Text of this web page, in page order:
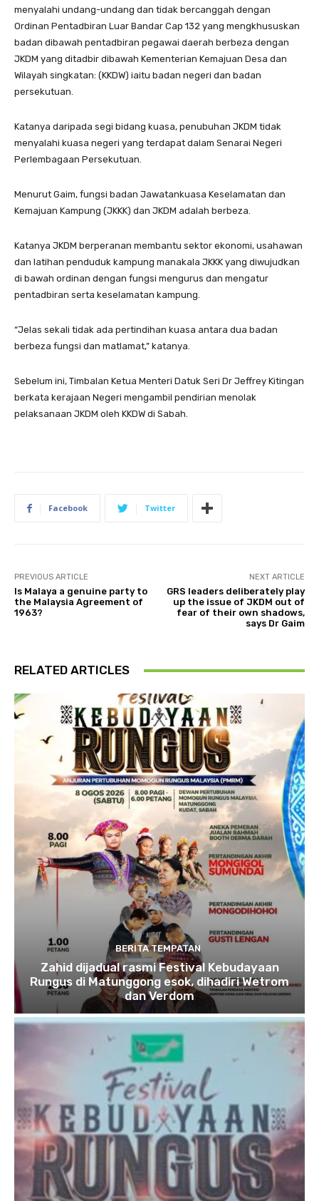
menyalahi undang-undang dan tidak bercanggah dengan
Ordinan Pentadbiran Luar Bandar Cap 132 yang mengkhususkan
badan dibawah pentadbiran pegawai daerah berbeza dengan
JKDM yang ditadbir dibawah Kementerian Kemajuan Desa dan
Wilayah singkatan: (KKDW) iaitu badan negeri dan badan
persekutuan.
Katanya daripada segi bidang kuasa, penubuhan JKDM tidak
menyalahi kuasa negeri yang terdapat dalam Senarai Negeri
Perlembagaan Persekutuan.
Menurut Gaim, fungsi badan Jawatankuasa Keselamatan dan
Kemajuan Kampung (JKKK) dan JKDM adalah berbeza.
Katanya JKDM berperanan membantu sektor ekonomi, usahawan
dan latihan penduduk kampung manakala JKKK yang diwujudkan
di bawah ordinan dengan fungsi mengurus dan mengatur
pentadbiran serta keselamatan kampung.
“Jelas sekali tidak ada pertindihan kuasa antara dua badan
berbeza fungsi dan matlamat,” katanya.
Sebelum ini, Timbalan Ketua Menteri Datuk Seri Dr Jeffrey Kitingan
berkata kerajaan Negeri mengambil pendirian menolak
pelaksanaan JKDM oleh KKDW di Sabah.
Facebook Twitter
PREVIOUS ARTICLE
Is Malaya a genuine party to
the Malaysia Agreement of
1963?
NEXT ARTICLE
GRS leaders deliberately play
up the issue of JKDM out of
fear of their own shadows,
says Dr Gaim
RELATED ARTICLES
BERITA TEMPATAN
Zahid dijadual rasmi Festival Kebudayaan
Rungus di Matunggong esok, dihadiri Wetrom
dan Verdom